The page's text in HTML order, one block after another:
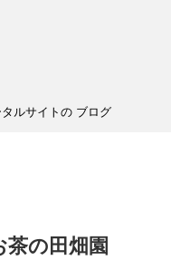
ルサイトの ブログ
茶の田畑園